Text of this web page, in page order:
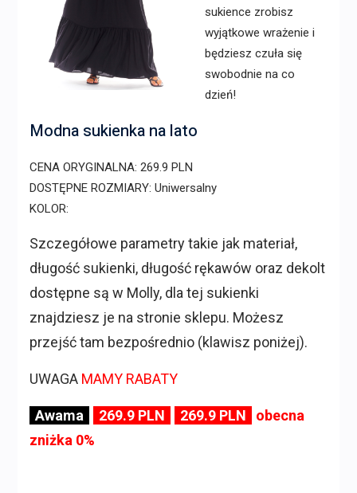
sukience zrobisz
wyjątkowe wrażenie i
będziesz czuła się
swobodnie na co
dzień!
Modna sukienka na lato
CENA ORYGINALNA: 269.9 PLN
DOSTĘPNE ROZMIARY: Uniwersalny
KOLOR:
Szczegółowe parametry takie jak materiał,
długość sukienki, długość rękawów oraz dekolt
dostępne są w Molly, dla tej sukienki
znajdziesz je na stronie sklepu. Możesz
przejść tam bezpośrednio (klawisz poniżej).
UWAGA MAMY RABATY
Awama 269.9 PLN 269.9 PLN
obecna
zniżka 0%